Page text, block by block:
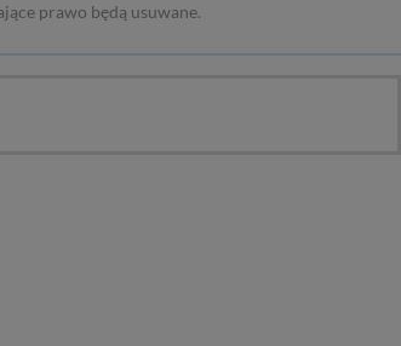
prawo będą usuwane.